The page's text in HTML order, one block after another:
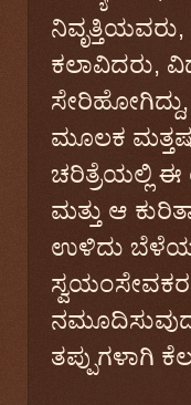
ಕಲಾವಿದರು,
ಮೂಲಕ
ಚರಿತ್ರೆಯಲ್ಲಿ
ಮತ್ತು ಆ
ಉಳಿದು
ತಪ್ಪುಗಳಾಗಿ